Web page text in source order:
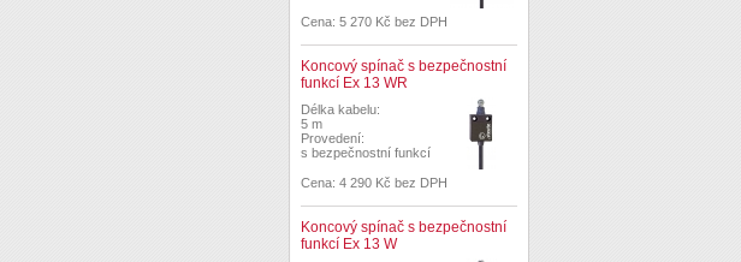
Cena: 5 270 Kč bez DPH
Koncový spínač s bezpečnostní
funkcí Ex 13 WR
Délka kabelu:
5 m
Provedení:
s bezpečnostní funkcí
Cena: 4 290 Kč bez DPH
Koncový spínač s bezpečnostní
funkcí Ex 13 W